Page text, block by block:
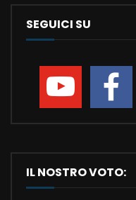
SEGUICI SU
IL NOSTRO VOTO: